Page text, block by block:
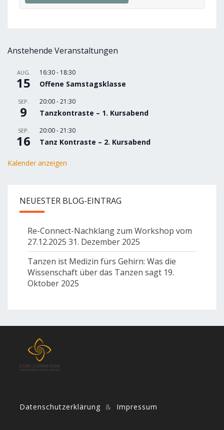
Anstehende Veranstaltungen
AUG.
15
16:30- 18:30
Offene Samstagsklasse
SEP.
9
20:00-21:30
Tanzkontraste – 1. Kursabend
SEP.
16
20:00-21:30
Tanz Kontraste – 2. Kursabend
Kalender anzeigen
NEUESTER BLOG-EINTRAG
Re-Connect-Nachklang zum Workshop vom
27.12.2025 31. Dezember 2025
Tanzen ist Medizin fürs Gehirn: Was die
Wissenschaft über das Tanzen sagt 19.
Oktober 2025
Datenschutzerklärung & Impressum